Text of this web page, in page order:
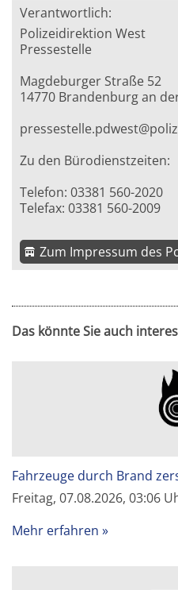
Verantwortlich:
Polizeidirektion West
Pressestelle
Magdeburger Straße 52
14770 Brandenburg an
Zu den Bürodienstzeiten:
Telefon: 03381 560-2020
Telefax: 03381 560-2009
Zum Impressum des
Das könnte Sie auch
Fahrzeuge durch Brand
Freitag, 07.08.2026, 03:06
Mehr erfahren